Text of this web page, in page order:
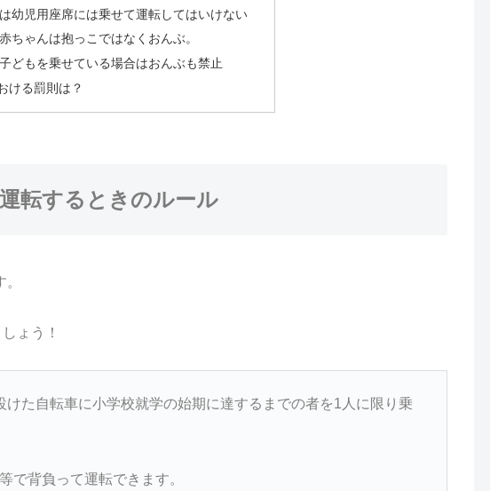
幼児用座席には乗せて運転してはいけない
ちゃんは抱っこではなくおんぶ。
どもを乗せている場合はおんぶも禁止
ける罰則は？
転するときのルール
ょう！
た自転車に小学校就学の始期に達するまでの者を1人に限り乗
で背負って運転できます。